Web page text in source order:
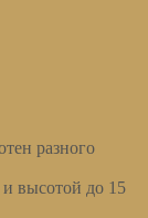
разного
высотой до 15